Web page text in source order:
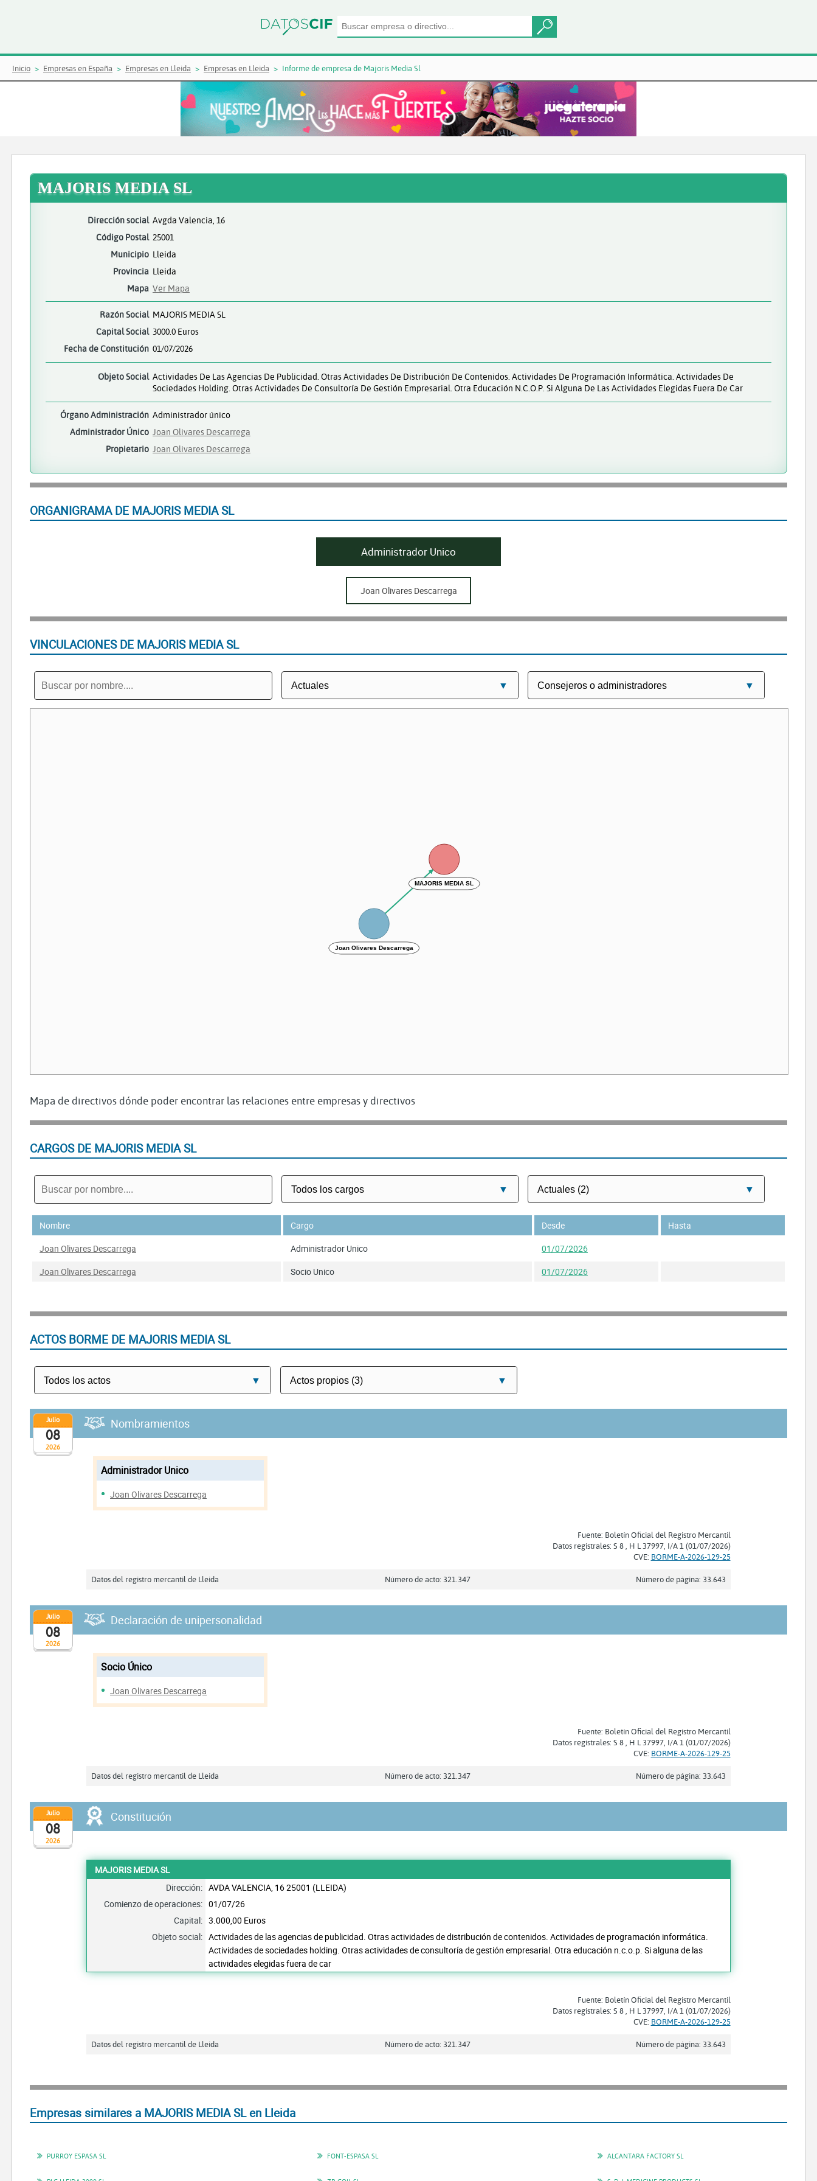
Inicio Empresas en España Empresas en Lleida Empresas en Lleida Informe de empresa de Majoris Media Sl
MAJORIS MEDIA SL
Dirección social Avgda Valencia, 16
Código Postal 25001
Municipio Lleida
Provincia Lleida
Mapa Ver Mapa
Razón Social MAJORIS MEDIA SL
Capital Social 3000.0 Euros
Fecha de Constitución 01/07/2026
Objeto Social Actividades De Las Agencias De Publicidad. Otras Actividades De Distribución De Contenidos. Actividades De Programación Informática. Actividades De
Sociedades Holding. Otras Actividades De Consultoría De Gestión Empresarial. Otra Educación N.c.o.p. Si Alguna De Las Actividades Elegidas Fuera De Car
Órgano Administración Administrador único
Administrador Único Joan Olivares Descarrega
Propietario Joan Olivares Descarrega
ORGANIGRAMA DE MAJORIS MEDIA SL
Administrador Unico
Joan Olivares Descarrega
VINCULACIONES DE MAJORIS MEDIA SL
MAJORIS MEDIA SL
Joan Olivares Descarrega
Mapa de directivos dónde poder encontrar las relaciones entre empresas y directivos
CARGOS DE MAJORIS MEDIA SL
Nombre Cargo Desde
Hasta
Joan Olivares Descarrega
Administrador Unico
01/07/2026
Joan Olivares Descarrega
Socio Unico 01/07/2026
ACTOS BORME DE MAJORIS MEDIA SL
2026
Julio
08
Nombramientos
Administrador Unico
Joan Olivares Descarrega
Fuente: Boletín Oficial del Registro Mercantil
Datos registrales: S 8 , H L 37997, I/A 1 (01/07/2026)
CVE: BORME-A-2026-129-25
Datos del registro mercantil de Lleida Número de acto: 321.347 Número de página: 33.643
2026
Julio
08
Declaración de unipersonalidad
Socio Único
Joan Olivares Descarrega
Fuente: Boletín Oficial del Registro Mercantil
Datos registrales: S 8 , H L 37997, I/A 1 (01/07/2026)
CVE: BORME-A-2026-129-25
Datos del registro mercantil de Lleida Número de acto: 321.347 Número de página: 33.643
2026
Julio
08
Constitución
MAJORIS MEDIA SL
Dirección: AVDA VALENCIA, 16 25001 (LLEIDA)
Comienzo de operaciones: 01/07/26
Capital: 3.000,00 Euros
Objeto social: Actividades de las agencias de publicidad. Otras actividades de distribución de contenidos. Actividades de programación informática.
Actividades de sociedades holding. Otras actividades de consultoría de gestión empresarial. Otra educación n.c.o.p. Si alguna de las
actividades elegidas fuera de car
Fuente: Boletín Oficial del Registro Mercantil
Datos registrales: S 8 , H L 37997, I/A 1 (01/07/2026)
CVE: BORME-A-2026-129-25
Datos del registro mercantil de Lleida Número de acto: 321.347 Número de página: 33.643
Empresas similares a MAJORIS MEDIA SL en Lleida
PURROY ESPASA SL FONT-ESPASA SL ALCANTARA FACTORY SL